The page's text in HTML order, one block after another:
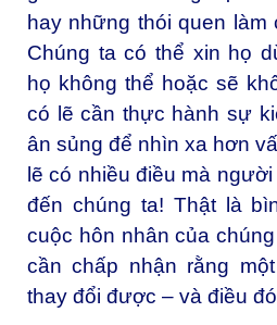
hay những thói quen làm
Chúng ta có thể xin họ
họ không thể hoặc sẽ
có lẽ cần thực hành sự
ân sủng để nhìn xa hơn
lẽ có nhiều điều mà
đến chúng ta! Thật là
cuộc hôn nhân của
cần chấp nhận rằng
thay đổi được – và điều